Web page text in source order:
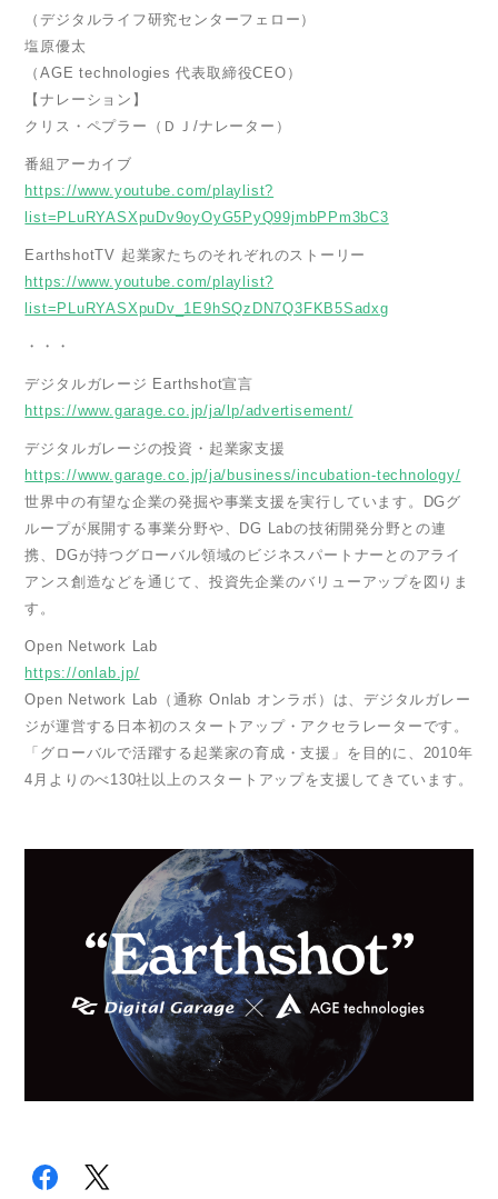
（デジタルライフ研究センターフェロー）
塩原優太
（AGE technologies 代表取締役CEO）
【ナレーション】
クリス・ペプラー（ＤＪ/ナレーター）
番組アーカイブ
https://www.youtube.com/playlist?
list=PLuRYASXpuDv9oyOyG5PyQ99jmbPPm3bC3
EarthshotTV 起業家たちのそれぞれのストーリー
https://www.youtube.com/playlist?
list=PLuRYASXpuDv_1E9hSQzDN7Q3FKB5Sadxg
・・・
デジタルガレージ Earthshot宣言
https://www.garage.co.jp/ja/lp/advertisement/
デジタルガレージの投資・起業家支援
https://www.garage.co.jp/ja/business/incubation-technology/
世界中の有望な企業の発掘や事業支援を実行しています。DGグ
ループが展開する事業分野や、DG Labの技術開発分野との連
携、DGが持つグローバル領域のビジネスパートナーとのアライ
アンス創造などを通じて、投資先企業のバリューアップを図りま
す。
Open Network Lab
https://onlab.jp/
Open Network Lab（通称 Onlab オンラボ）は、デジタルガレー
ジが運営する日本初のスタートアップ・アクセラレーターです。
「グローバルで活躍する起業家の育成・支援」を目的に、2010年
4月よりのべ130社以上のスタートアップを支援してきています。